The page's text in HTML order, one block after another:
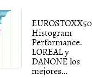
EUROSTOXX50
Histogram
Performance.
LOREAL y
DANONE los
mejores...